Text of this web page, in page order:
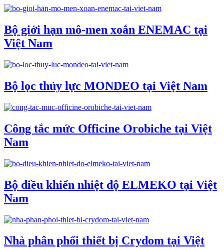
Bộ giới hạn mô-men xoắn ENEMAC tại
Việt Nam
Bộ lọc thủy lực MONDEO tại Việt Nam
Công tắc mức Officine Orobiche tại Việt
Nam
Bộ điều khiển nhiệt độ ELMEKO tại Việt
Nam
Nhà phân phối thiết bị Crydom tại Việt